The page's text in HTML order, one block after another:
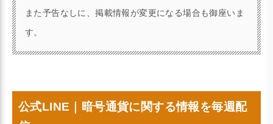
また予告なしに、掲載情報が変更になる場合も御座いま
す。
公式LINE｜暗号通貨に関する情報を毎週配